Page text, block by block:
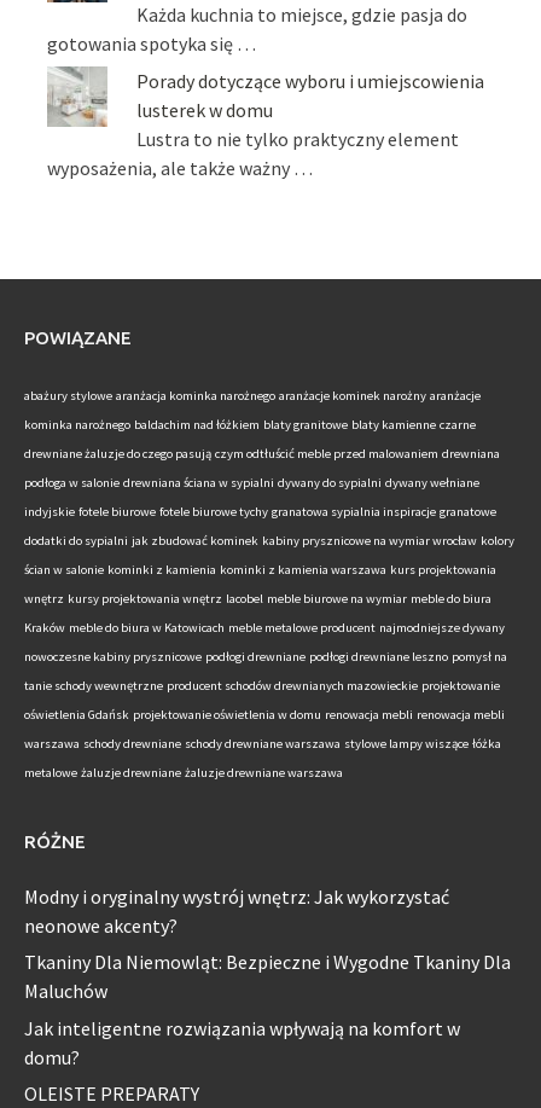
Każda kuchnia to miejsce, gdzie pasja do
gotowania spotyka się …
Porady dotyczące wyboru i umiejscowienia
lusterek w domu
Lustra to nie tylko praktyczny element
wyposażenia, ale także ważny …
POWIĄZANE
abażury stylowe aranżacja kominka narożnego aranżacje kominek narożny aranżacje
kominka narożnego baldachim nad łóżkiem blaty granitowe blaty kamienne czarne
drewniane żaluzje do czego pasują czym odtłuścić meble przed malowaniem drewniana
podłoga w salonie drewniana ściana w sypialni dywany do sypialni dywany wełniane
indyjskie fotele biurowe fotele biurowe tychy granatowa sypialnia inspiracje granatowe
dodatki do sypialni jak zbudować kominek kabiny prysznicowe na wymiar wrocław kolory
ścian w salonie kominki z kamienia kominki z kamienia warszawa kurs projektowania
wnętrz kursy projektowania wnętrz lacobel meble biurowe na wymiar meble do biura
Kraków meble do biura w Katowicach meble metalowe producent najmodniejsze dywany
nowoczesne kabiny prysznicowe podłogi drewniane podłogi drewniane leszno pomysł na
tanie schody wewnętrzne producent schodów drewnianych mazowieckie projektowanie
oświetlenia Gdańsk projektowanie oświetlenia w domu renowacja mebli renowacja mebli
warszawa schody drewniane schody drewniane warszawa stylowe lampy wiszące łóżka
metalowe żaluzje drewniane żaluzje drewniane warszawa
RÓŻNE
Modny i oryginalny wystrój wnętrz: Jak wykorzystać
neonowe akcenty?
Tkaniny Dla Niemowląt: Bezpieczne i Wygodne Tkaniny Dla
Maluchów
Jak inteligentne rozwiązania wpływają na komfort w
domu?
OLEISTE PREPARATY